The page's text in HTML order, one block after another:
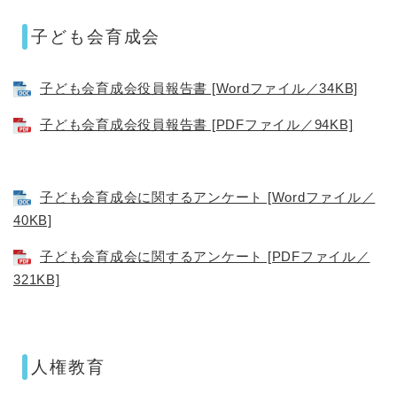
子ども会育成会
子ども会育成会役員報告書 [Wordファイル／34KB]
子ども会育成会役員報告書 [PDFファイル／94KB]
子ども会育成会に関するアンケート [Wordファイル／
40KB]
子ども会育成会に関するアンケート [PDFファイル／
321KB]
人権教育